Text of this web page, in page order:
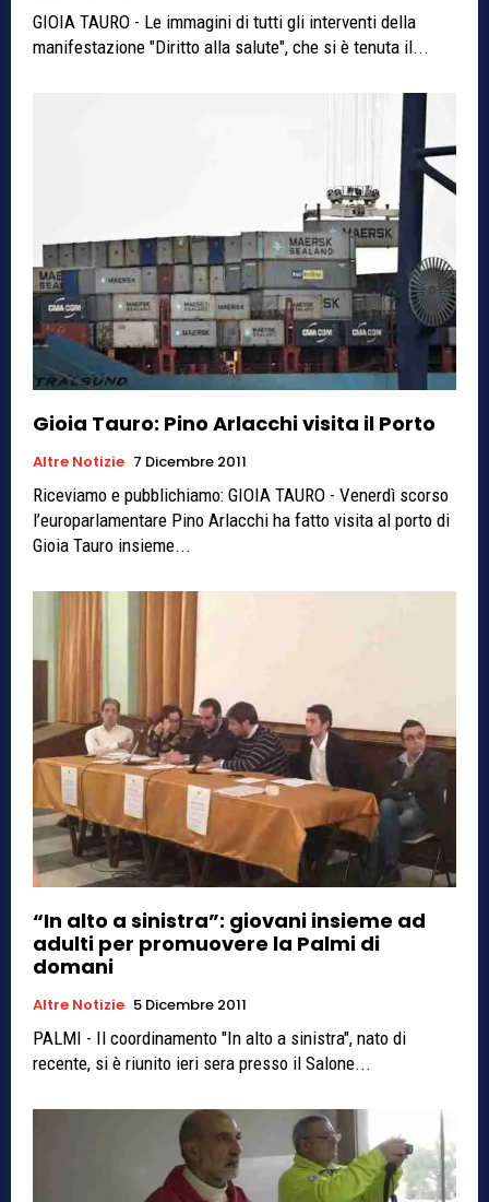
GIOIA TAURO - Le immagini di tutti gli interventi della
manifestazione "Diritto alla salute", che si è tenuta il...
Gioia Tauro: Pino Arlacchi visita il Porto
Altre Notizie 7 Dicembre 2011
Riceviamo e pubblichiamo: GIOIA TAURO - Venerdì scorso
l’europarlamentare Pino Arlacchi ha fatto visita al porto di
Gioia Tauro insieme...
“In alto a sinistra”: giovani insieme ad
adulti per promuovere la Palmi di
domani
Altre Notizie 5 Dicembre 2011
PALMI - Il coordinamento "In alto a sinistra", nato di
recente, si è riunito ieri sera presso il Salone...